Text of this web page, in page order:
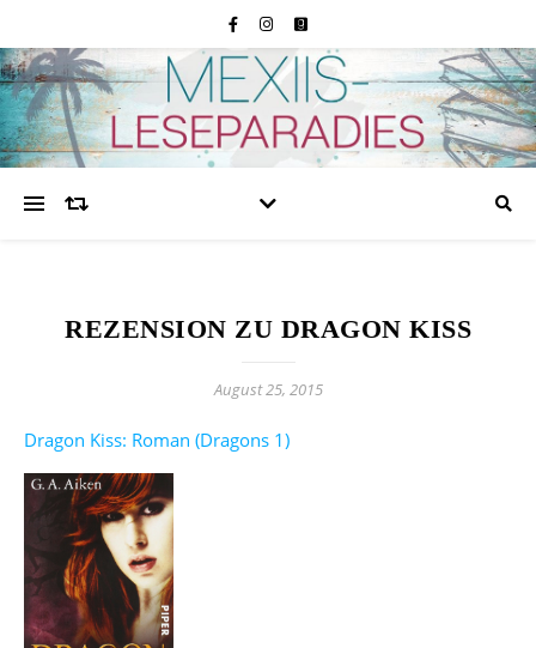
REZENSION ZU DRAGON KISS
August 25, 2015
Dragon Kiss: Roman (Dragons 1)